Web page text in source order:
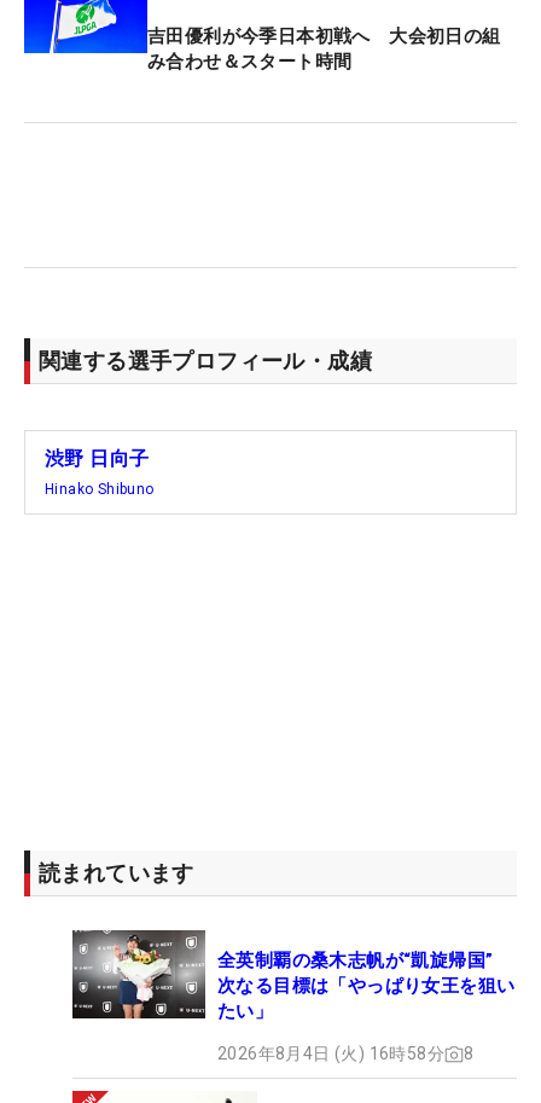
い貴重な経験。素晴らしいことだなと思うので、
（一緒に）回れるように頑張りたい」。競技は違え
ーの高さもあって80位入りを逃した場合でも夏場の
大会にほとんど出られる見込みだが、アジアシリー
吉田優利が今季日本初戦へ 大会初日の組
み合わせ＆スタート時間
関連する選手プロフィール・成績
渋野 日向子
Hinako Shibuno
読まれています
全英制覇の桑木志帆が“凱旋帰国”
次なる目標は「やっぱり女王を狙い
たい」
2026年8月4日 (火) 16時58分 8